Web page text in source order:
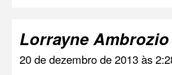
Lorrayne Ambrozio
20 de dezembro de 2013 às